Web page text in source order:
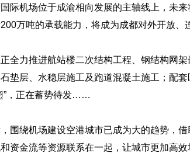
际机场位于成渝相向发展的主轴线上，未
万吨的承载能力，将成为成都对外开放、
全力推进航站楼二次结构工程、钢结构网
垫层、水稳层施工及跑道混凝土施工；配
”，正在蓄势待发……
围绕机场建设空港城市已成为大的趋势，
资金流等资源联系在一起，让城市更加高效